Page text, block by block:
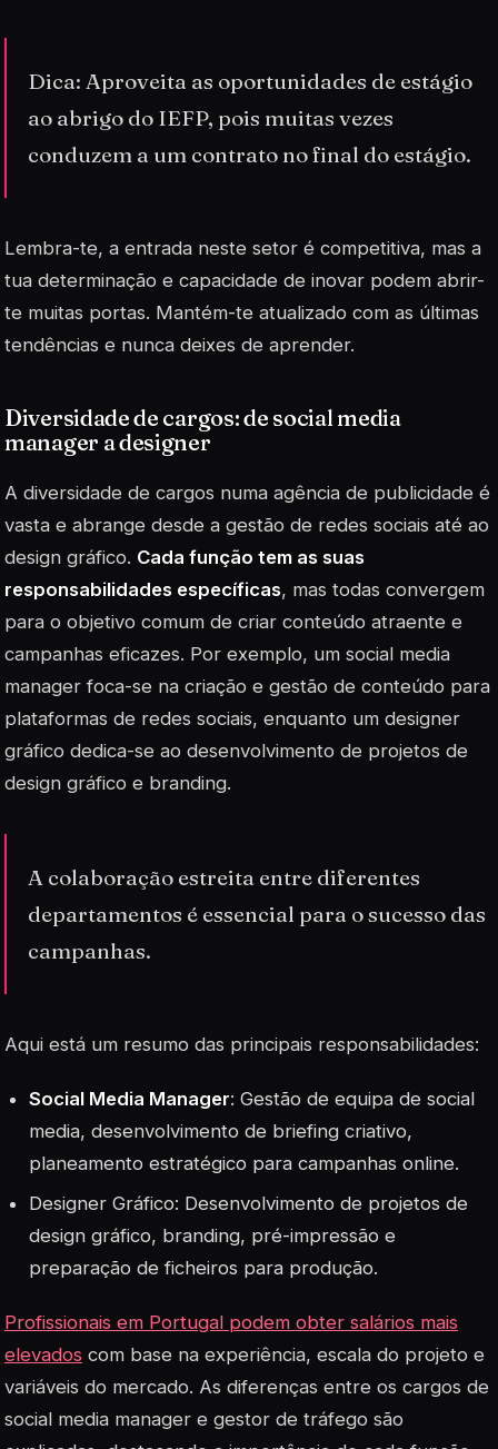
Dica: Aproveita as oportunidades de estágio
ao abrigo do IEFP, pois muitas vezes
conduzem a um contrato no final do estágio.
Lembra-te, a entrada neste setor é competitiva, mas a
tua determinação e capacidade de inovar podem abrir-
te muitas portas. Mantém-te atualizado com as últimas
tendências e nunca deixes de aprender.
Diversidade de cargos: de social media
manager a designer
A diversidade de cargos numa agência de publicidade é
vasta e abrange desde a gestão de redes sociais até ao
design gráfico. Cada função tem as suas
responsabilidades específicas, mas todas convergem
para o objetivo comum de criar conteúdo atraente e
campanhas eficazes. Por exemplo, um social media
manager foca-se na criação e gestão de conteúdo para
plataformas de redes sociais, enquanto um designer
gráfico dedica-se ao desenvolvimento de projetos de
design gráfico e branding.
A colaboração estreita entre diferentes
departamentos é essencial para o sucesso das
campanhas.
Aqui está um resumo das principais responsabilidades:
Social Media Manager: Gestão de equipa de social
media, desenvolvimento de briefing criativo,
planeamento estratégico para campanhas online.
Designer Gráfico: Desenvolvimento de projetos de
design gráfico, branding, pré-impressão e
preparação de ficheiros para produção.
Profissionais em Portugal podem obter salários mais
elevados com base na experiência, escala do projeto e
variáveis do mercado. As diferenças entre os cargos de
social media manager e gestor de tráfego são